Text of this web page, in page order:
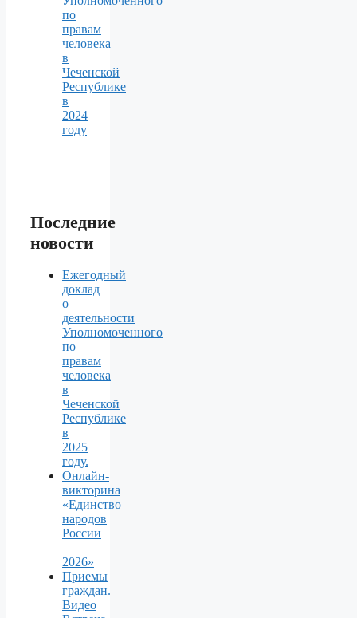
по
правам
человека
в
Чеченской
Республике
в
2024
году
Последние
новости
Ежегодный
доклад
о
деятельности
Уполномоченного
по
правам
человека
в
Чеченской
Республике
в
2025
году.
Онлайн-
викторина
«Единство
народов
России
—
2026»
Приемы
граждан.
Видео